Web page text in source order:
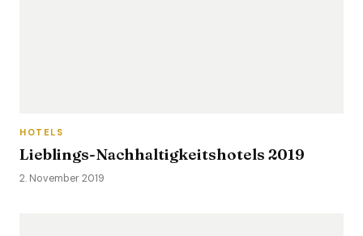
HOTELS
Lieblings-Nachhaltigkeitshotels 2019
2. November 2019